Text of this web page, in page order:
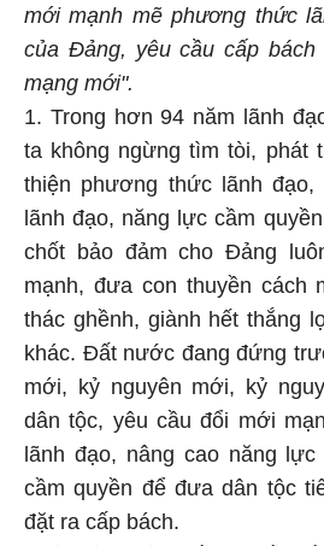
mới mạnh mẽ phương thức
của Đảng, yêu cầu cấp bách
mạng mới".
1. Trong hơn 94 năm lãnh
ta không ngừng tìm tòi, phát
thiện phương thức lãnh
lãnh đạo, năng lực cầm
chốt bảo đảm cho Đảng
mạnh, đưa con thuyền cách
thác ghềnh, giành hết thắng
khác. Đất nước đang đứng
mới, kỷ nguyên mới, kỷ
dân tộc, yêu cầu đổi mới
lãnh đạo, nâng cao năng
cầm quyền để đưa dân tộc
đặt ra cấp bách.